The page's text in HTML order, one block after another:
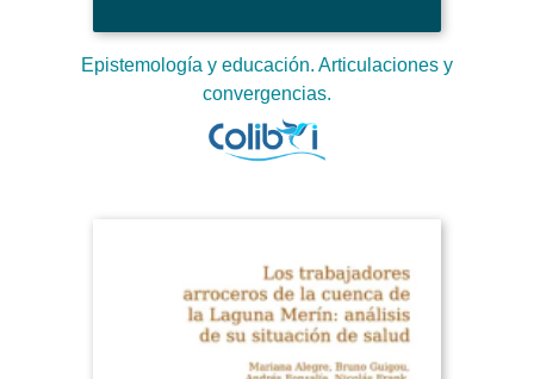
Epistemología y educación. Articulaciones y
convergencias.